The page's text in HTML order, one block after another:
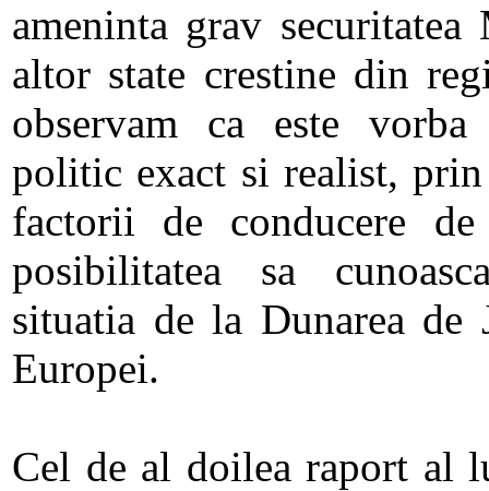
ameninta grav
altor state crestine din
observam ca este
politic exact si realist,
factorii de conducere
posibilitatea sa
situatia de la Dunarea de
Europei.
Cel de al doilea raport al